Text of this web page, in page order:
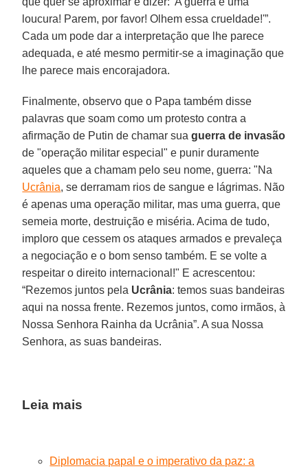
loucura! Parem, por favor! Olhem essa crueldade!'”.
Cada um pode dar a interpretação que lhe parece
adequada, e até mesmo permitir-se a imaginação que
lhe parece mais encorajadora.
Finalmente, observo que o Papa também disse
palavras que soam como um protesto contra a
afirmação de Putin de chamar suaguerra de invasão
de "operação militar especial" e punir duramente
aqueles que a chamam pelo seu nome, guerra: "Na
Ucrânia, se derramam rios de sangue e lágrimas. Não
é apenas uma operação militar, mas uma guerra, que
semeia morte, destruição e miséria. Acima de tudo,
imploro que cessem os ataques armados e prevaleça
a negociação e o bom senso também. E se volte a
respeitar o direito internacional!" E acrescentou:
“Rezemos juntos pela Ucrânia: temos suas bandeiras
aqui na nossa frente. Rezemos juntos, como irmãos, à
Nossa Senhora Rainha da Ucrânia”. A sua Nossa
Senhora, as suas bandeiras.
Leia mais
Diplomacia papal e o imperativo da paz: a